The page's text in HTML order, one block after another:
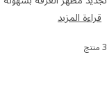
ليكتمل المظهر الجديد!
المزيد
والتصفية